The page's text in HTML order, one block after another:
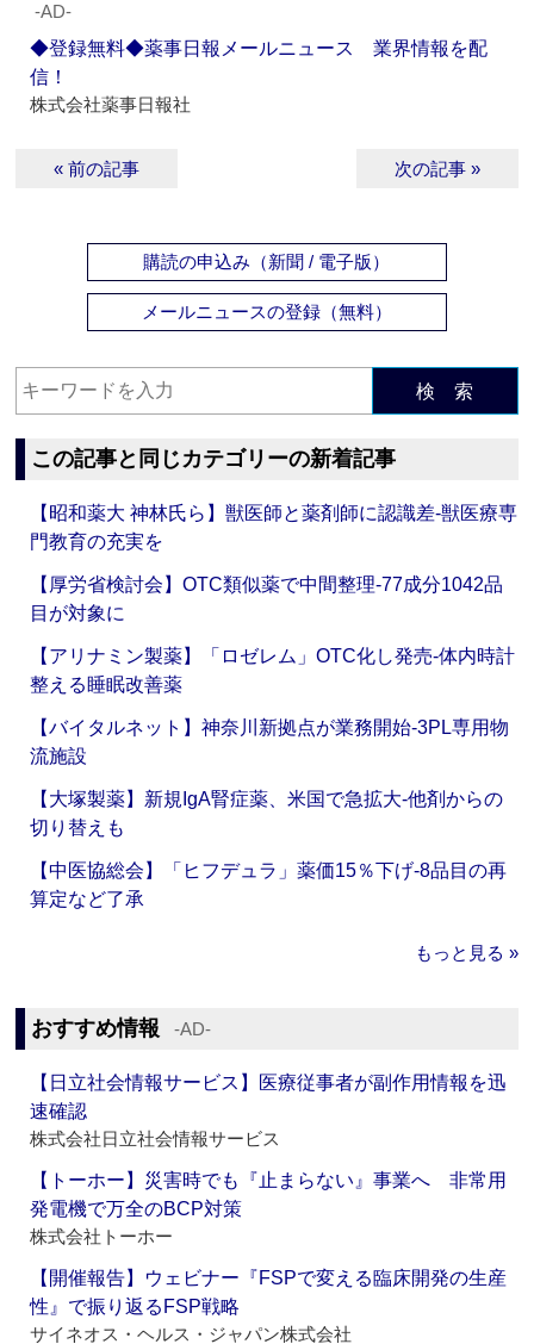
‐AD‐
◆登録無料◆薬事日報メールニュース 業界情報を配
信！
株式会社薬事日報社
« 前の記事 次の記事 »
購読の申込み（新聞 / 電子版）
メールニュースの登録（無料）
検 索
この記事と同じカテゴリーの新着記事
【昭和薬大 神林氏ら】獣医師と薬剤師に認識差‐獣医療専
門教育の充実を
【厚労省検討会】OTC類似薬で中間整理‐77成分1042品
目が対象に
【アリナミン製薬】「ロゼレム」OTC化し発売‐体内時計
整える睡眠改善薬
【バイタルネット】神奈川新拠点が業務開始‐3PL専用物
流施設
【大塚製薬】新規IgA腎症薬、米国で急拡大‐他剤からの
切り替えも
【中医協総会】「ヒフデュラ」薬価15％下げ‐8品目の再
算定など了承
もっと見る »
おすすめ情報 ‐AD‐
【日立社会情報サービス】医療従事者が副作用情報を迅
速確認
株式会社日立社会情報サービス
【トーホー】災害時でも『止まらない』事業へ 非常用
発電機で万全のBCP対策
株式会社トーホー
【開催報告】ウェビナー『FSPで変える臨床開発の生産
性』で振り返るFSP戦略
サイネオス・ヘルス・ジャパン株式会社